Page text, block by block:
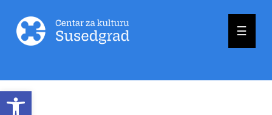
Open toolbar
☰